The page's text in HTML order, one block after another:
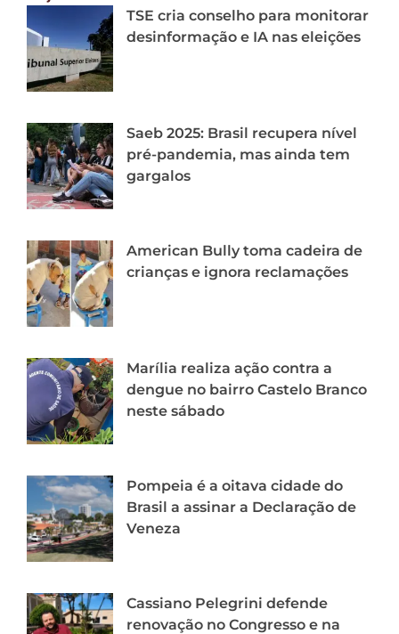
TSE cria conselho para monitorar
desinformação e IA nas eleições
Saeb 2025: Brasil recupera nível
pré-pandemia, mas ainda tem
gargalos
American Bully toma cadeira de
crianças e ignora reclamações
Marília realiza ação contra a
dengue no bairro Castelo Branco
neste sábado
Pompeia é a oitava cidade do
Brasil a assinar a Declaração de
Veneza
Cassiano Pelegrini defende
renovação no Congresso e na